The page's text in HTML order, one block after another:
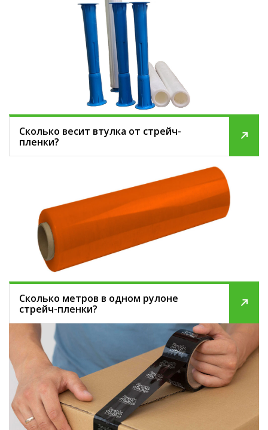
Сколько весит втулка от стрейч-
пленки?
Сколько метров в одном рулоне
стрейч-пленки?